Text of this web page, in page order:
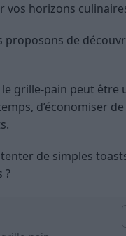
vos horizons
proposons de
le grille-pain peut
d’économiser
de simples
?